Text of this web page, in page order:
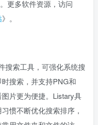
更多软件资源，访问
》。
搜索工具，可强化系统搜
搜索，并支持PNG和
片更为便捷。Listary具
惯不断优化搜索排序，